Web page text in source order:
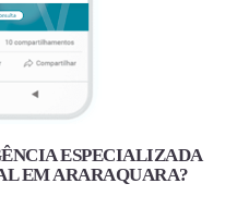
ESPECIALIZADA
EM ARARAQUARA?